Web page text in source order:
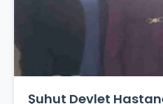
Şuhut Devlet